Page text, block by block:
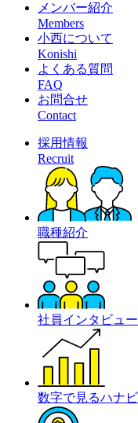
メンバー紹介
Members
小西について
Konishi
よくある質問
FAQ
お問合せ
Contact
採用情報
Recruit
職種紹介
社員インタビュー
数字で見るハナ